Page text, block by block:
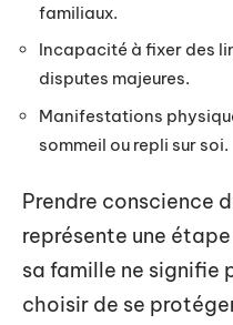
familiaux.
Incapacité à fixer des
disputes majeures.
Manifestations
sommeil ou repli sur soi.
Prendre conscience
représente une
sa famille ne signifie
choisir de se